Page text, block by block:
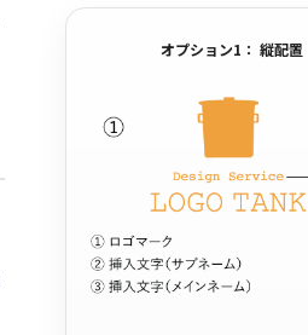
オプション1： 縦配置